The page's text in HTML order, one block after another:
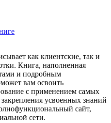
как клиентские, так и
Книга, наполненная
и подробным
вам освоить
с применением самых
усвоенных знаний
сайт,
сети.